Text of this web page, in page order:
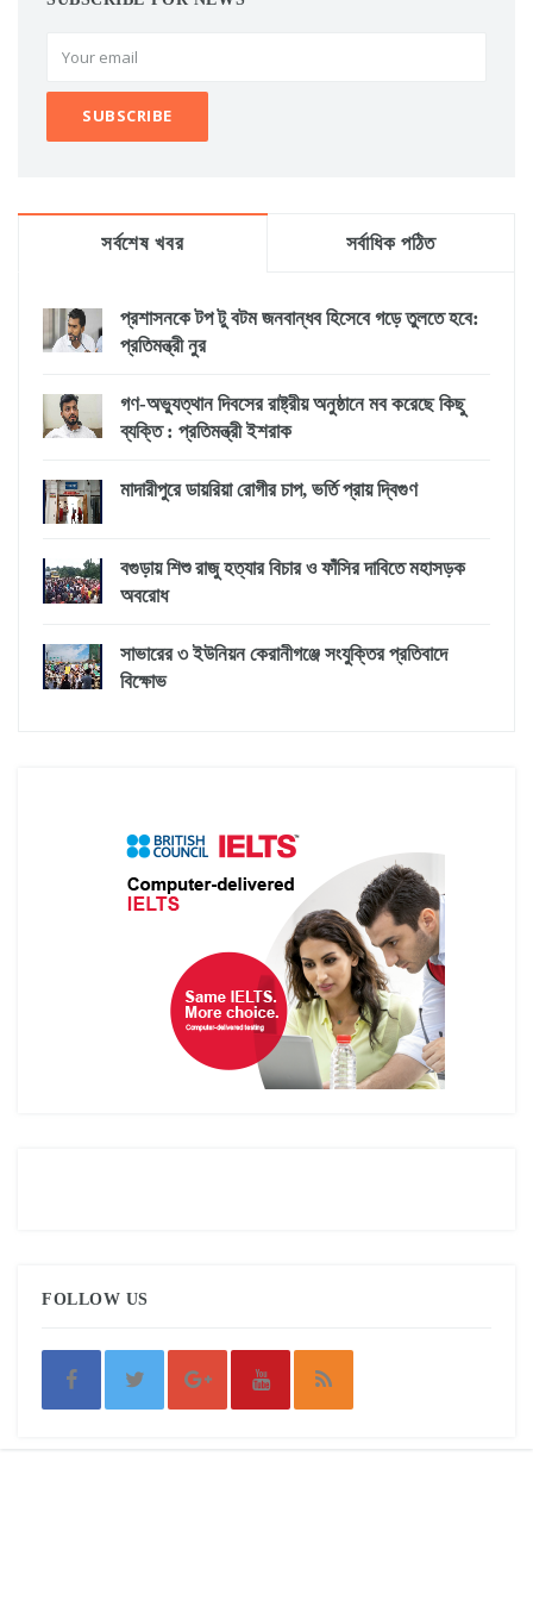
সর্বশেষ খবর সর্বাধিক পঠিত
প্রশাসনকে টপ টু বটম জনবান্ধব হিসেবে গড়ে তুলতে হবে:
প্রতিমন্ত্রী নুর
গণ-অভ্যুত্থান দিবসের রাষ্ট্রীয় অনুষ্ঠানে মব করেছে কিছু
ব্যক্তি : প্রতিমন্ত্রী ইশরাক
মাদারীপুরে ডায়রিয়া রোগীর চাপ, ভর্তি প্রায় দ্বিগুণ
বগুড়ায় শিশু রাজু হত্যার বিচার ও ফাঁসির দাবিতে মহাসড়ক
অবরোধ
সাভারের ৩ ইউনিয়ন কেরানীগঞ্জে সংযুক্তির প্রতিবাদে
বিক্ষোভ
FOLLOW US